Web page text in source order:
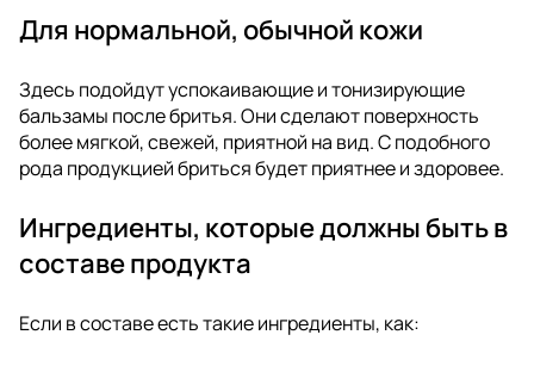
Для нормальной, обычной кожи
Здесь подойдут успокаивающие и тонизирующие
бальзамы после бритья. Они сделают поверхность
более мягкой, свежей, приятной на вид. С подобного
рода продукцией бриться будет приятнее и здоровее.
Ингредиенты, которые должны быть в
составе продукта
Если в составе есть такие ингредиенты, как: